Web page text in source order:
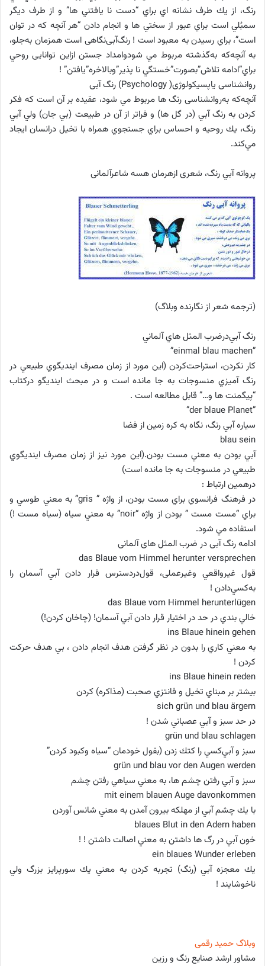
رنگ، از يك طرف نشانه اي براي “دست نا يافتني ها” و از طرف ديگر
سمبُلي است براي عبور از سختي ها و انجام دادن “هر آنچه كه در توان
است”، براي رسيدن به معبود است ! رنگ‌آبی‌نگاهی است همزمان به‌جلو،
به آنچه‌كه به‌گذشته مربوط مي شودوامداد جستن ازاين توانایی روحي
براي”ادامه تلاش”بصورت”خستگي نا پذير”وبالاخره”يافتن” !
روانشناسی یاپسیکولوژی( Psychology) رنگ آبی
آنچه‌كه به‌روانشناسی رنگ ها مربوط مي شود، عقيده بر آن است كه فكر
كردن به رنگ آبي (در گل ها) و فراتر از آن در طبيعت (بي جان) ولي آبي
رنگ، يك روحيه و احساس براي جستجوي همراه با تخيل درانسان ايجاد
مي‌كند.
پروانه آبي رنگ، شعری ازهرمان هسه شاعرآلمانی
(ترجمه شعر از نگارنده وبلاگ)
رنگ آبي‌درضرب المثل هاي آلماني
”einmal blau machen”
كار نكردن، استراحت‌كردن (اين مورد از زمان مصرف اينديگوي طبيعي در
رنگ آميزي منسوجات به جا مانده است و در مبحث اينديگو درکتاب
“پیگمنت ها و…” قابل مطالعه است .
”der blaue Planet”
سياره آبي رنگ، نگاه به كره زمين از فضا
blau sein
آبي بودن به معني مست بودن.(این مورد نيز از زمان مصرف اينديگوي
طبيعي در منسوجات به جا مانده است)
درهمین ارتباط :
در فرهنگ فرانسوي براي مست بودن، از واژه ” gris” به معني طوسي و
براي “مست مست ” بودن از واژه “noir” به معني سياه (سياه مست !)
استفاده مي شود.
ادامه رنگ آبی در ضرب المثل های آلمانی
das Blaue vom Himmel herunter versprechen
قول غيرواقعي وغیرعملی، قول‌دردسترس قرار دادن آبي آسمان را
به‌كسي‌دادن !
das Blaue vom Himmel herunterlügen
خالي بندي در حد در اختيار قرار دادن آبي آسمان! (چاخان كردن!)
ins Blaue hinein gehen
به معني كاري را بدون در نظر گرفتن هدف انجام دادن ، بي هدف حركت
كردن !
ins Blaue hinein reden
بيشتر بر مبناي تخيل و فانتزي صحبت (مذاكره) كردن
sich grün und blau ärgern
در حد سبز و آبي عصباني شدن !
grün und blau schlagen
سبز و آبي‌كسي ‌را كتك زدن (بقول خودمان “سياه وكبود كردن”
grün und blau vor den Augen werden
سبز و آبي رفتن چشم ها، به معني سياهي رفتن چشم
mit einem blauen Auge davonkommen
با يك چشم آبي از مهلكه بيرون آمدن به معني شانس آوردن
blaues Blut in den Adern haben
خون آبي در رگ ها داشتن به معني اصالت داشتن ! !
ein blaues Wunder erleben
يك معجزه آبي (رنگ) تجربه كردن به معني يك سورپرايز بزرگ ولي
ناخوشايند !
وبلاگ حمید رقمی
مشاور ارشد صنایع رنگ و رزین